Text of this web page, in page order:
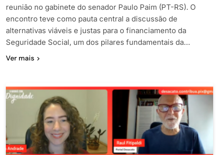
reunião no gabinete do senador Paulo Paim (PT-RS). O
encontro teve como pauta central a discussão de
alternativas viáveis e justas para o financiamento da
Seguridade Social, um dos pilares fundamentais da…
Ver mais